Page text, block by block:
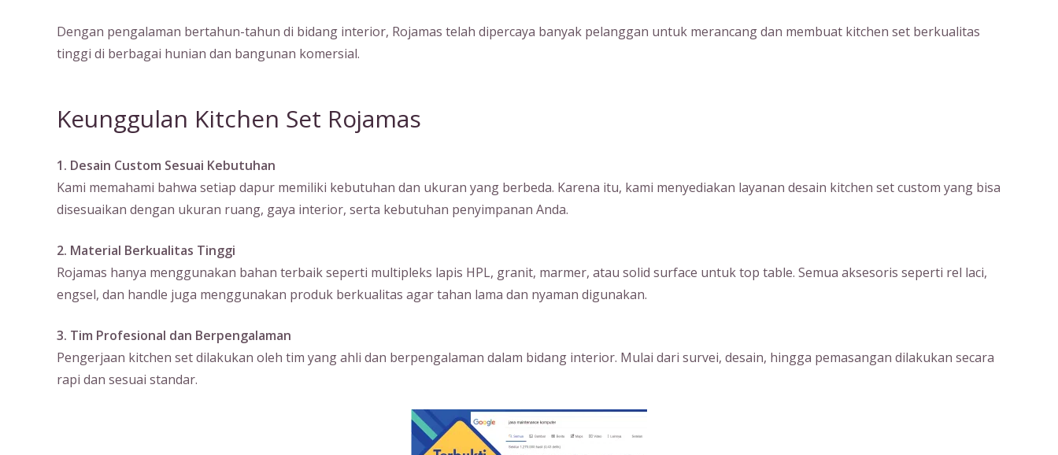
Dengan pengalaman bertahun-tahun di bidang interior, Rojamas telah dipercaya banyak pelanggan untuk merancang dan membuat kitchen set berkualitas
tinggi di berbagai hunian dan bangunan komersial.
Keunggulan Kitchen Set Rojamas
1. Desain Custom Sesuai Kebutuhan
Kami memahami bahwa setiap dapur memiliki kebutuhan dan ukuran yang berbeda. Karena itu, kami menyediakan layanan desain kitchen set custom yang bisa
disesuaikan dengan ukuran ruang, gaya interior, serta kebutuhan penyimpanan Anda.
2. Material Berkualitas Tinggi
Rojamas hanya menggunakan bahan terbaik seperti multipleks lapis HPL, granit, marmer, atau solid surface untuk top table. Semua aksesoris seperti rel laci,
engsel, dan handle juga menggunakan produk berkualitas agar tahan lama dan nyaman digunakan.
3. Tim Profesional dan Berpengalaman
Pengerjaan kitchen set dilakukan oleh tim yang ahli dan berpengalaman dalam bidang interior. Mulai dari survei, desain, hingga pemasangan dilakukan secara
rapi dan sesuai standar.